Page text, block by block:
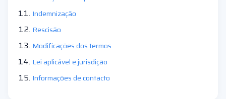
Indemnização
Rescisão
Modificações dos termos
Lei aplicável e jurisdição
Informações de contacto